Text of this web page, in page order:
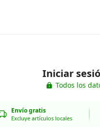
Iniciar
Todos los
Envío gratis
Excluye artículos locales